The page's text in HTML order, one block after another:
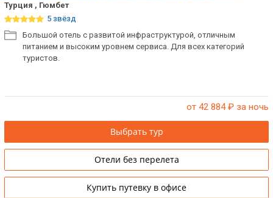
Турция , Гюмбет
5 звёзд
Большой отель с развитой инфраструктурой, отличным
питанием и высоким уровнем сервиса. Для всех категорий
туристов.
от 42 884₽ за ночь
Выбрать тур
Отели без перелета
Купить путевку в офисе